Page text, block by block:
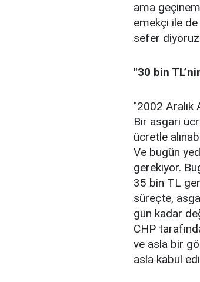
ama
emekçi ile
sefer diyoruz
"30 bin
"2002
Bir asgari
ücretle
Ve bugün
gerekiyor.
35 bin TL
süreçte,
gün kadar
CHP
ve asla bir
asla kabul